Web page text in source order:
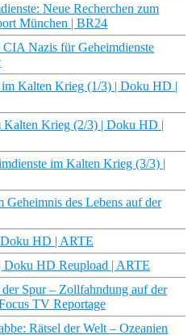
Neue Recherchen zum
München | BR24
Nazis für Geheimdienste
im Kalten Krieg (1/3) | Doku HD |
Kalten Krieg (2/3) | Doku HD |
im Kalten Krieg (3/3) |
Geheimnis des Lebens auf der
Doku HD | ARTE
Doku HD Reupload | ARTE
Spur – Zollfahndung auf der
TV Reportage
Rätsel der Welt – Ozeanien